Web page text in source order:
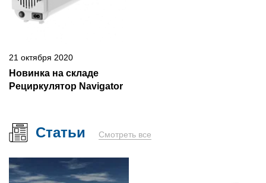
21 октября 2020
Новинка на складе
Рециркулятор Navigator
Статьи Смотреть все